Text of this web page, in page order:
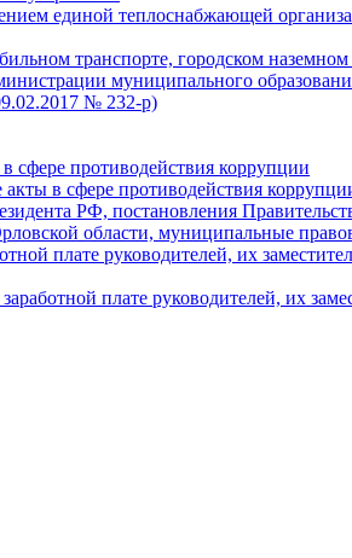
единой теплоснабжающей
транспорте, городском
муниципального
№ 232-р)
противодействия коррупции
в сфере противодействия
РФ, постановления
области, муниципальные
плате руководителей, их
плате руководителей, их